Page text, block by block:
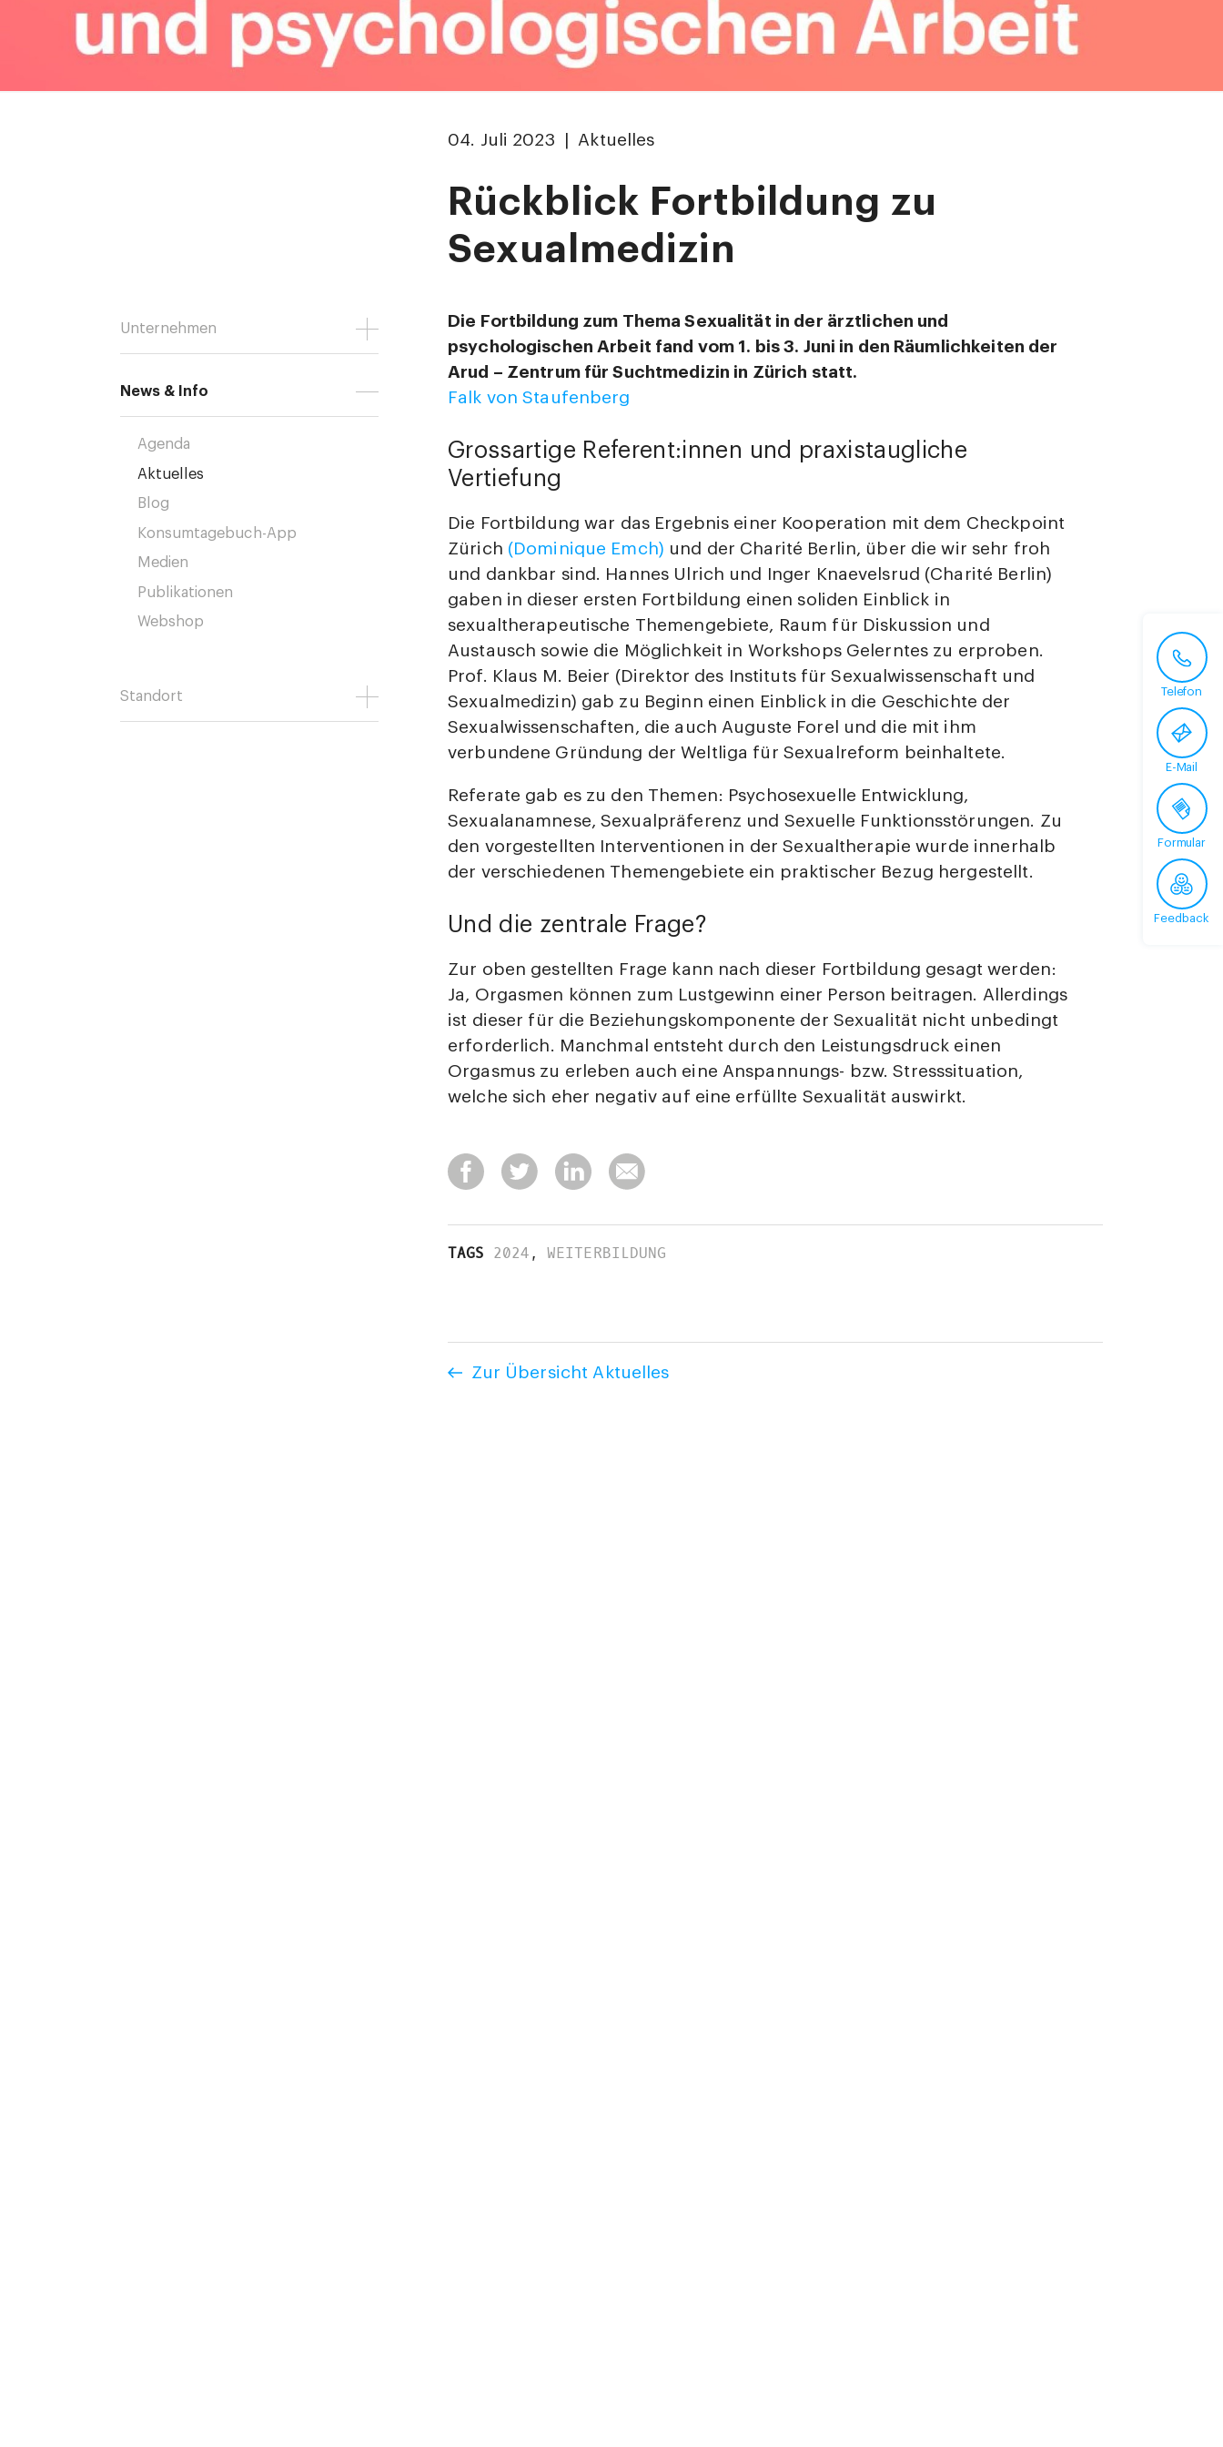
04. Juli 2023 | Aktuelles
Rückblick Fortbildung zu
Sexualmedizin
Unternehmen
News & Info
Agenda
Aktuelles
Blog
Konsumtagebuch-App
Medien
Publikationen
Webshop
Standort
Die Fortbildung zum Thema Sexualität in der ärztlichen und
psychologischen Arbeit fand vom 1. bis 3. Juni in den Räumlichkeiten der
Arud – Zentrum für Suchtmedizin in Zürich statt.
Falk von Staufenberg
Grossartige Referent:innen und praxistaugliche
Vertiefung
Die Fortbildung war das Ergebnis einer Kooperation mit dem Checkpoint
Zürich (Dominique Emch) und der Charité Berlin, über die wir sehr froh
und dankbar sind. Hannes Ulrich und Inger Knaevelsrud (Charité Berlin)
gaben in dieser ersten Fortbildung einen soliden Einblick in
sexualtherapeutische Themengebiete, Raum für Diskussion und
Austausch sowie die Möglichkeit in Workshops Gelerntes zu erproben.
Prof. Klaus M. Beier (Direktor des Instituts für Sexualwissenschaft und
Sexualmedizin) gab zu Beginn einen Einblick in die Geschichte der
Sexualwissenschaften, die auch Auguste Forel und die mit ihm
verbundene Gründung der Weltliga für Sexualreform beinhaltete.
Referate gab es zu den Themen: Psychosexuelle Entwicklung,
Sexualanamnese, Sexualpräferenz und Sexuelle Funktionsstörungen. Zu
den vorgestellten Interventionen in der Sexualtherapie wurde innerhalb
der verschiedenen Themengebiete ein praktischer Bezug hergestellt.
Und die zentrale Frage?
Zur oben gestellten Frage kann nach dieser Fortbildung gesagt werden:
Ja, Orgasmen können zum Lustgewinn einer Person beitragen. Allerdings
ist dieser für die Beziehungskomponente der Sexualität nicht unbedingt
erforderlich. Manchmal entsteht durch den Leistungsdruck einen
Orgasmus zu erleben auch eine Anspannungs- bzw. Stresssituation,
welche sich eher negativ auf eine erfüllte Sexualität auswirkt.
TAGS 2024, WEITERBILDUNG
Zur Übersicht Aktuelles
Telefon
E-Mail
Formular
Feedback